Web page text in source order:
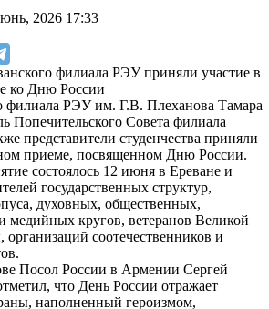
2026 17:33
филиала РЭУ им. Г.В. Плеханова Тамара
Попечительского Совета филиала
представители студенчества приняли
приеме, посвященном Дню России.
состоялось 12 июня в Ереване и
государственных структур,
духовных, общественных,
медийных кругов, ветеранов Великой
соотечественников и
Посол России в Армении Сергей
что День России отражает
наполненный героизмом,